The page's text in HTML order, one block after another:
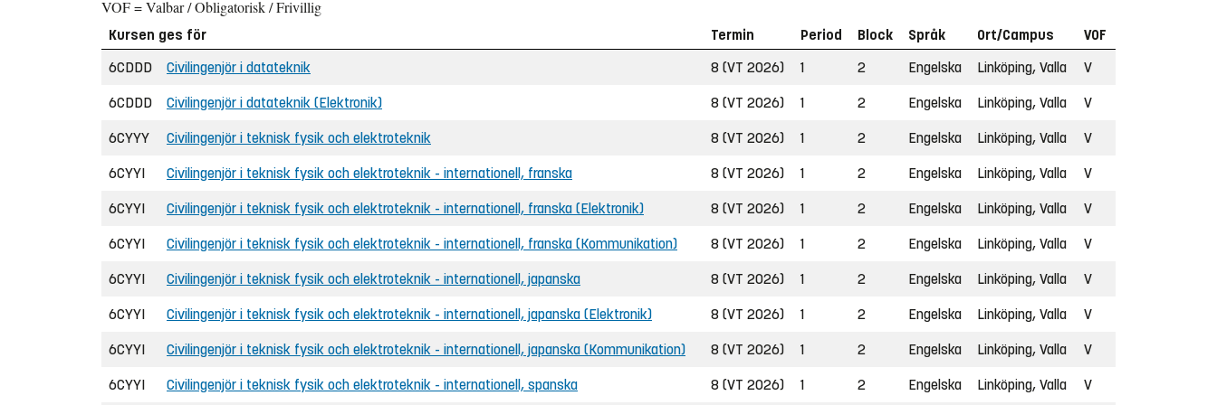
VOF = Valbar / Obligatorisk / Frivillig
Kursen ges för Termin Period Block Språk Ort/Campus
VOF
6CDDD
Civilingenjör i datateknik 8 (VT 2026) 1 2 Engelska Linköping, Valla V
6CDDD Civilingenjör i datateknik (Elektronik) 8 (VT 2026) 1 2 Engelska Linköping, Valla V
6CYYY Civilingenjör i teknisk fysik och elektroteknik 8 (VT 2026) 1 2 Engelska Linköping, Valla V
6CYYI Civilingenjör i teknisk fysik och elektroteknik - internationell, franska 8 (VT 2026) 1 2 Engelska Linköping, Valla V
6CYYI Civilingenjör i teknisk fysik och elektroteknik - internationell, franska (Elektronik) 8 (VT 2026) 1 2 Engelska Linköping, Valla V
6CYYI Civilingenjör i teknisk fysik och elektroteknik - internationell, franska (Kommunikation) 8 (VT 2026) 1 2 Engelska Linköping, Valla V
6CYYI Civilingenjör i teknisk fysik och elektroteknik - internationell, japanska 8 (VT 2026) 1 2 Engelska Linköping, Valla V
6CYYI Civilingenjör i teknisk fysik och elektroteknik - internationell, japanska (Elektronik) 8 (VT 2026) 1 2 Engelska Linköping, Valla V
6CYYI Civilingenjör i teknisk fysik och elektroteknik - internationell, japanska (Kommunikation) 8 (VT 2026) 1 2 Engelska Linköping, Valla V
6CYYI Civilingenjör i teknisk fysik och elektroteknik - internationell, spanska 8 (VT 2026) 1 2 Engelska Linköping, Valla V